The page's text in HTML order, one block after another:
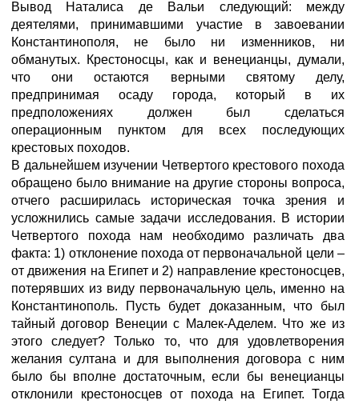
Вывод Наталиса де Вальи следующий: между
деятелями, принимавшими участие в завоевании
Константинополя, не было ни изменников, ни
обманутых. Крестоносцы, как и венецианцы, думали,
что они остаются верными святому делу,
предпринимая осаду города, который в их
предположениях должен был сделаться
операционным пунктом для всех последующих
крестовых походов.
В дальнейшем изучении Четвертого крестового похода
обращено было внимание на другие стороны вопроса,
отчего расширилась историческая точка зрения и
усложнились самые задачи исследования. В истории
Четвертого похода нам необходимо различать два
факта: 1) отклонение похода от первоначальной цели –
от движения на Египет и 2) направление крестоносцев,
потерявших из виду первоначальную цель, именно на
Константинополь. Пусть будет доказанным, что был
тайный договор Венеции с Малек-Аделем. Что же из
этого следует? Только то, что для удовлетворения
желания султана и для выполнения договора с ним
было бы вполне достаточным, если бы венецианцы
отклонили крестоносцев от похода на Египет. Тогда